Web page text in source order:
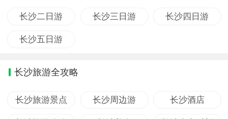
长沙二日游 长沙三日游 长沙四日游
长沙五日游
长沙旅游全攻略
长沙旅游景点 长沙周边游 长沙酒店